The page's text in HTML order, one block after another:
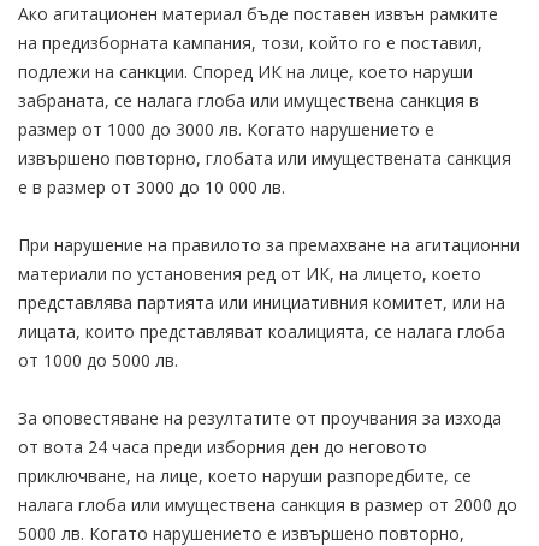
Ако агитационен материал бъде поставен извън рамките
на предизборната кампания, този, който го е поставил,
подлежи на санкции. Според ИК на лице, което наруши
забраната, се налага глоба или имуществена санкция в
размер от 1000 до 3000 лв. Когато нарушението е
извършено повторно, глобата или имуществената санкция
е в размер от 3000 до 10 000 лв.
При нарушение на правилото за премахване на агитационни
материали по установения ред от ИК, на лицето, което
представлява партията или инициативния комитет, или на
лицата, които представляват коалицията, се налага глоба
от 1000 до 5000 лв.
За оповестяване на резултатите от проучвания за изхода
от вота 24 часа преди изборния ден до неговото
приключване, на лице, което наруши разпоредбите, се
налага глоба или имуществена санкция в размер от 2000 до
5000 лв. Когато нарушението е извършено повторно,